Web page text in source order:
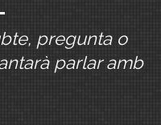
pregunta o
parlar amb